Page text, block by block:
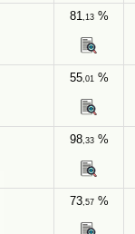
81,13%
55,01%
98,33%
73,57%